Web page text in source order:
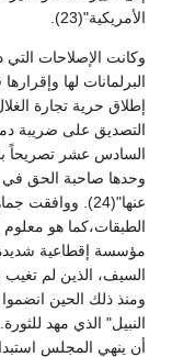
الأمريكية"(23).
وكانت الإصلاحات التي
البرلمانات لها
إطلاق حرية تجارة
السادس عشر تصريحاً
وحدها صاحبة الحق في
عنها"(24).
الطبقات،كما هو
مؤسسة إقطاعية شديدة
السيف، الذين لم تغيب
ومنذ ذلك الحين انضموا
النبيل" الذي مهد
أن ينهي المجلس